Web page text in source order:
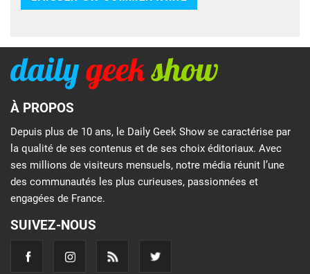
À PROPOS
Depuis plus de 10 ans, le Daily Geek Show se caractérise par
la qualité de ses contenus et de ses choix éditoriaux. Avec
ses millions de visiteurs mensuels, notre média réunit l’une
des communautés les plus curieuses, passionnées et
engagées de France.
SUIVEZ-NOUS